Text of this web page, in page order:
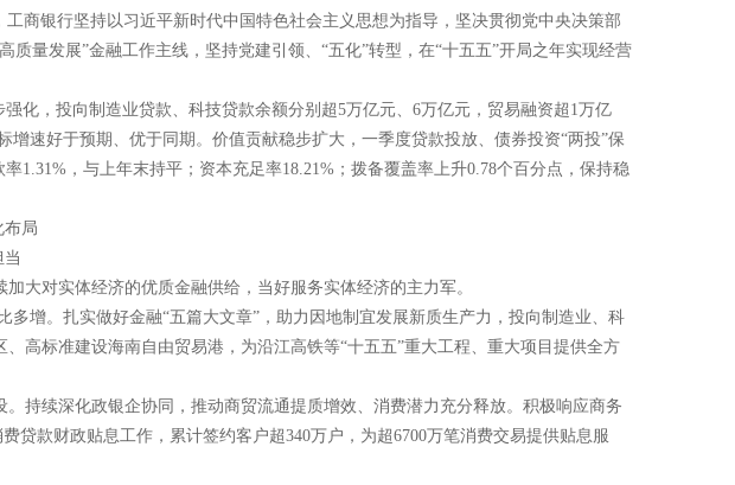
商银行坚持以习近平新时代中国特色社会主义思想为指导，坚决贯彻党中央决策部
量发展”金融工作主线，坚持党建引领、“五化”转型，在“十五五”开局之年实现经营
化，投向制造业贷款、科技贷款余额分别超5万亿元、6万亿元，贸易融资超1万亿
速好于预期、优于同期。价值贡献稳步扩大，一季度贷款投放、债券投资“两投”保
1.31%，与上年末持平；资本充足率18.21%；拨备覆盖率上升0.78个百分点，保持稳
布局
大对实体经济的优质金融供给，当好服务实体经济的主力军。
增。扎实做好金融“五篇大文章”，助力因地制宜发展新质生产力，投向制造业、科
高标准建设海南自由贸易港，为沿江高铁等“十五五”重大工程、重大项目提供全方
持续深化政银企协同，推动商贸流通提质增效、消费潜力充分释放。积极响应商务
贷款财政贴息工作，累计签约客户超340万户，为超6700万笔消费交易提供贴息服